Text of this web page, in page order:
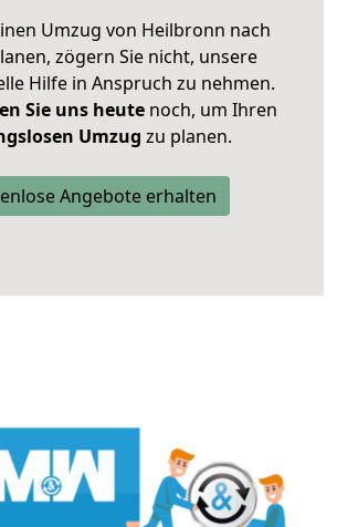
Umzug von Heilbronn nach
zögern Sie nicht, unsere
Hilfe in Anspruch zu nehmen.
Sie uns heutenoch, um Ihren
Umzug zu planen.
Angebote erhalten